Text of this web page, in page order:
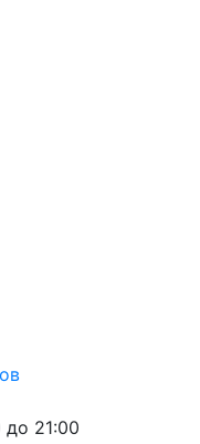
до 21:00